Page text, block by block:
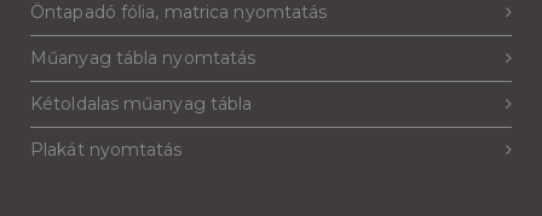
Öntapadó fólia, matrica nyomtatás
Műanyag tábla nyomtatás
Kétoldalas műanyag tábla
Plakát nyomtatás